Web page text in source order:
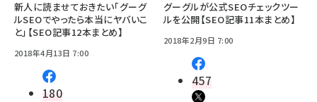
新人に読ませておきたい「グーグ
ルSEOでやったら本当にヤバいこ
と」【SEO記事12本まとめ】
2018年4月13日 7:00
180
グーグルが公式SEOチェックツー
ルを公開【SEO記事11本まとめ】
2018年2月9日 7:00
457